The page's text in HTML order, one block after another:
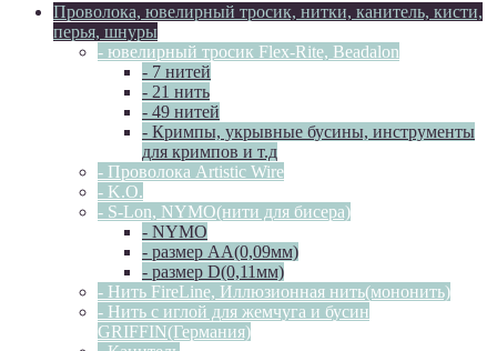
Проволока, ювелирный тросик, нитки, канитель, кисти,
перья, шнуры
- ювелирный тросик Flex-Rite, Beadalon
- 7 нитей
- 21 нить
- 49 нитей
- Кримпы, укрывные бусины, инструменты
для кримпов и т.д
- Проволока Artistic Wire
- K.O.
- S-Lon, NYMO(нити для бисера)
- NYMO
- размер AA(0,09мм)
- размер D(0,11мм)
- Нить FireLine, Иллюзионная нить(мононить)
- Нить с иглой для жемчуга и бусин
GRIFFIN(Германия)